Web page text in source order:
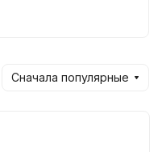
Сначала популярные